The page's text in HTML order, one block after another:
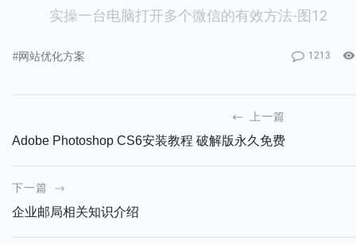
实操一台电脑打开多个微信的有效方法-图12
#网站优化方案 1213
上一篇
Adobe Photoshop CS6安装教程 破解版永久免费
下一篇
企业邮局相关知识介绍